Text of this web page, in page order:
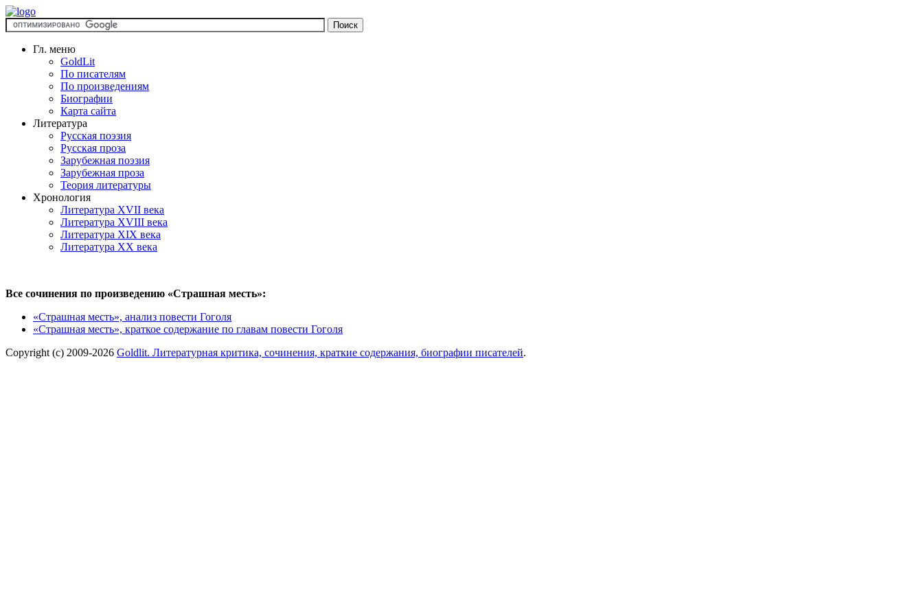
Гл. меню
GoldLit
По писателям
По произведениям
Биографии
Карта сайта
Литература
Русская поэзия
Русская проза
Зарубежная поэзия
Зарубежная проза
Теория литературы
Хронология
Литература XVII века
Литература XVIII века
Литература XIX века
Литература XX века
Все сочинения по произведению «Страшная месть»:
«Страшная месть», анализ повести Гоголя
«Страшная месть», краткое содержание по главам повести Гоголя
Copyright (c) 2009-2026 Goldlit. Литературная критика, сочинения, краткие содержания, биографии писателей.